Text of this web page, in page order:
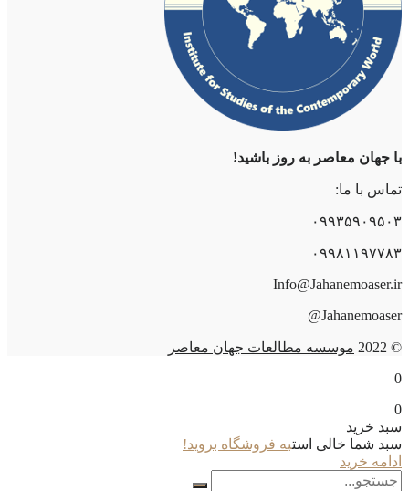
با جهان معاصر به روز باشید!
تماس با ما:
۰۹۹۳۵۹۰۹۵۰۳
۰۹۹۸۱۱۹۷۷۸۳
Info@Jahanemoaser.ir
Jahanemoaser@
© 2022
موسسه مطالعات جهان معاصر
0
0
سبد خرید
سبد شما خالی استبه فروشگاه بروید!
ادامه خرید